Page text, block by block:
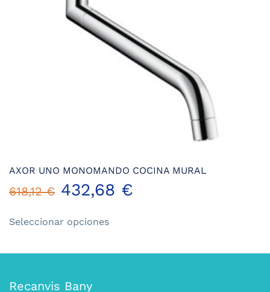
AXOR UNO MONOMANDO COCINA MURAL
618,12€ 432,68 €
Seleccionar opcionesproducto
múltiples
Recanvis Bany